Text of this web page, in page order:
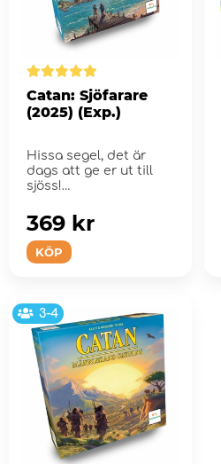
Catan: Sjöfarare
(2025) (Exp.)
Hissa segel, det är
dags att ge er ut till
sjöss!
KÖP
369 kr
3-4